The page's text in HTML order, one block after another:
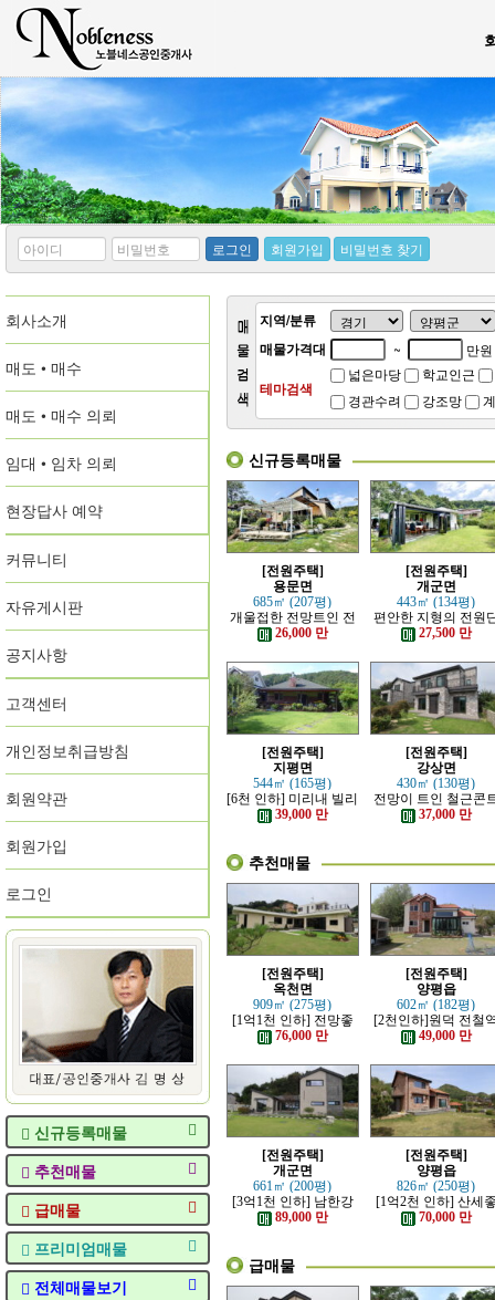
*
아
디
*
비
번
로그인 회원가입 비밀번호 찾기
회사소개
매도 • 매수
매도 • 매수 의뢰
임대 • 임차 의뢰
현장답사 예약
커뮤니티
자유게시판
공지사항
고객센터
개인정보취급방침
회원약관
회원가입
로그인
신규등록매물
추천매물
급매물
프리미엄매물
전체매물보기
지역/분류
매물가격대
~ 만원
테마검색
넓은마당 학교인근
경관수려
강조망
신규등록매물
[전원주택]
용문면
685㎡ (207평)
개울접한 전망트인 전
원주택
26,000 만
[전원주택]
개군면
443㎡ (134평)
편안한 지형의 전원
지 내의 주택
27,500 만
[전원주택]
지평면
544㎡ (165평)
[6천 인하] 미리내 빌리
지에 위치한 전원주택
39,000 만
[전원주택]
강상면
430㎡ (130평)
전망이 트인 철근콘
리트 신축 주택
37,000 만
추천매물
[전원주택]
옥천면
909㎡ (275평)
[1억1천 인하] 전망좋
고 력셔리한 단층 철콘
전원주택
76,000 만
[전원주택]
양평읍
602㎡ (182평)
[2천인하]원덕 전철
인근 전망 트인 예쁜
49,000 만
[전원주택]
개군면
661㎡ (200평)
[3억1천 인하] 남한강
조망 좋은 모던한 고급
전원주택
89,000 만
[전원주택]
양평읍
826㎡ (250평)
[1억2천 인하] 산세
고 읍생활 편리한 남
의 전원주택
70,000 만
급매물